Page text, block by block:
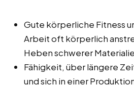
Gute körperliche Fitness
Arbeit oft körperlich
Heben schwerer
Fähigkeit, über längere
und sich in einer